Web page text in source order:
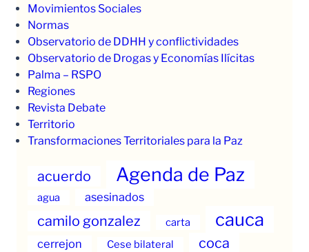
Movimientos Sociales
Normas
Observatorio de DDHH y conflictividades
Observatorio de Drogas y Economías Ilícitas
Palma – RSPO
Regiones
Revista Debate
Territorio
Transformaciones Territoriales para la Paz
acuerdo Agenda de Paz
agua asesinados
camilo gonzalez carta cauca
cerrejon Cese bilateral coca